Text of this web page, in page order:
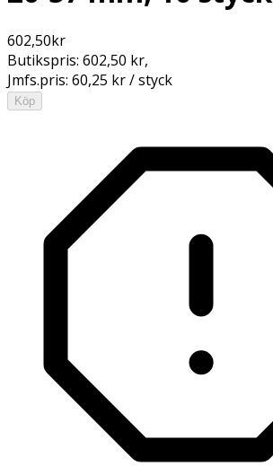
602,50kr
Butikspris: 602,50 kr,
Jmfs.pris: 60,25 kr / styck
Köp